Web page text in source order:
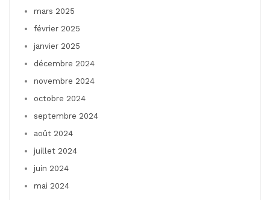
mars 2025
février 2025
janvier 2025
décembre 2024
novembre 2024
octobre 2024
septembre 2024
août 2024
juillet 2024
juin 2024
mai 2024